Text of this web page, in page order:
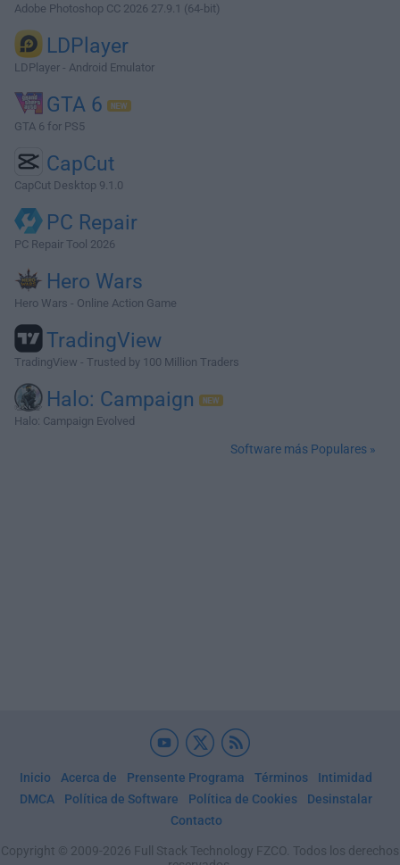
Adobe Photoshop CC 2026 27.9.1 (64-bit)
LDPlayer
LDPlayer - Android Emulator
GTA 6
GTA 6 for PS5
CapCut
CapCut Desktop 9.1.0
PC Repair
PC Repair Tool 2026
Hero Wars
Hero Wars - Online Action Game
TradingView
TradingView - Trusted by 100 Million Traders
Halo: Campaign
Halo: Campaign Evolved
Software más Populares »
Inicio Acerca de Prensente Programa Términos
Intimidad
DMCA
Política de Software Política de Cookies
Desinstalar
Contacto
Copyright © 2009-2026 Full Stack Technology FZCO. Todos los derechos